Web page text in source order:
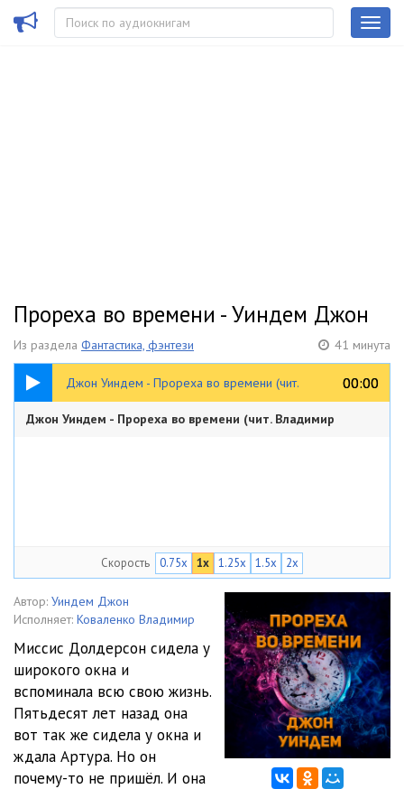
Прореха во времени - Уиндем Джон
Из раздела Фантастика, фэнтези 41 минута
Джон Уиндем - Прореха во времени (чит.
Владимир Коваленко)++
00:00
00:00
41:10
Джон Уиндем - Прореха во времени (чит. Владимир
Скорость 0.75x 1x 1.25x 1.5x 2x
Автор: Уиндем Джон
Исполняет: Коваленко Владимир
Миссис Долдерсон сидела у
широкого окна и
вспоминала всю свою жизнь.
Пятьдесят лет назад она
вот так же сидела у окна и
ждала Артура. Но он
почему-то не пришёл. И она